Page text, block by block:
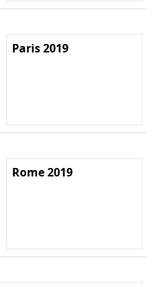
Paris 2019
Rome 2019